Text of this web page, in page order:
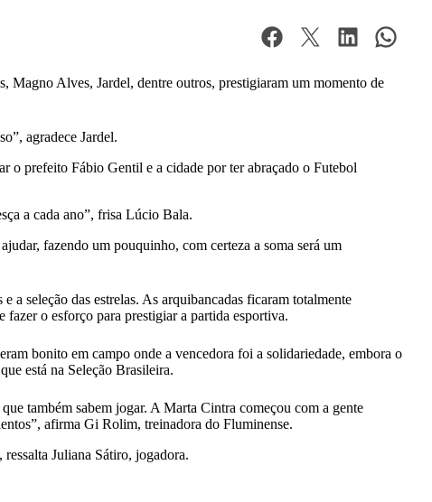
Alves, Jardel, dentre outros, prestigiaram um momento de
agradece Jardel.
o prefeito Fábio Gentil e a cidade por ter abraçado o Futebol
a cada ano”, frisa Lúcio Bala.
fazendo um pouquinho, com certeza a soma será um
a seleção das estrelas. As arquibancadas ficaram totalmente
fazer o esforço para prestigiar a partida esportiva.
bonito em campo onde a vencedora foi a solidariedade, embora o
está na Seleção Brasileira.
também sabem jogar. A Marta Cintra começou com a gente
afirma Gi Rolim, treinadora do Fluminense.
Juliana Sátiro, jogadora.